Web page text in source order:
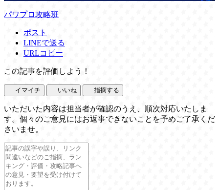
パワプロ攻略班
ポスト
LINEで送る
URLコピー
この記事を評価しよう！
イマイチ いいね 指摘する
いただいた内容は担当者が確認のうえ、順次対応いたしま
す。個々のご意見にはお返事できないことを予めご了承くだ
さいませ。